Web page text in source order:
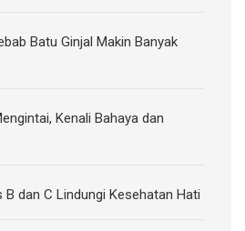
Batu Ginjal Makin Banyak
Kenali Bahaya dan
B dan C Lindungi Kesehatan Hati